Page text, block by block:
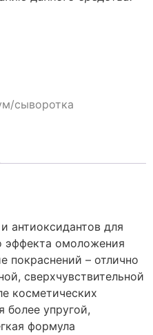
сыворотка
антиоксидантов для
эффекта омоложения
покраснений – отлично
сверхчувствительной
косметических
более упругой,
формула